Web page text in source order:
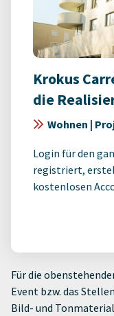
Krokus
die
Wohnen |
Login für den
registriert,
kostenlosen
Für die
Event bzw. das
Bild- und